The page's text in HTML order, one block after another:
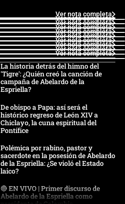
Ver nota completa
Ver nota completa
Ver nota completa
Ver nota completa
Ver nota completa
Ver nota completa
Ver nota completa
Ver nota completa
Ver nota completa
Ver nota completa
La historia detrás del himno del
'Tigre': ¿Quién creó la canción de
campaña de Abelardo de la
Espriella?
De obispo a Papa: así será el
histórico regreso de León XIV a
Chiclayo, la cuna espiritual del
Pontífice
Polémica por rabino, pastor y
sacerdote en la posesión de Abelardo
de la Espriella: ¿Se violó el Estado
laico?
🔴 EN VIVO | Primer discurso de
Abelardo de la Espriella como